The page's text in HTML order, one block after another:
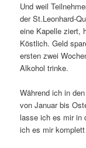
Und weil
der St.Leonhard-
eine Kapelle ziert,
Köstlich. Geld
ersten zwei
Alkohol trinke.
Während ich in
von Januar bis
lasse ich es mir in
ich es mir